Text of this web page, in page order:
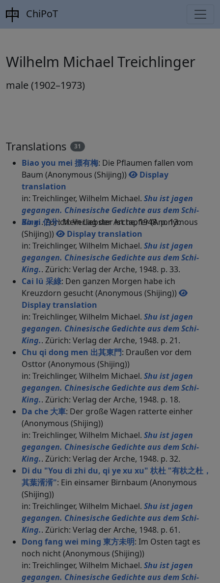
ChiPoT
Wilhelm Michael Treichlinger
male (1902–1973)
Translations 31
Biao you mei 摽有梅: Die Pflaumen fallen vom
Baum (Anonymous (Shijing))
Display
translation
in: Treichlinger, Wilhelm Michael. Shu ist jagen
gegangen. Chinesische Gedichte aus dem Schi-
King.. Zürich: Verlag der Arche, 1948. p. 13.
Bo xi 伯兮: Mein Liebster ist tapfer (Anonymous
(Shijing))
Display translation
in: Treichlinger, Wilhelm Michael. Shu ist jagen
gegangen. Chinesische Gedichte aus dem Schi-
King.. Zürich: Verlag der Arche, 1948. p. 33.
Cai lü 采綠: Den ganzen Morgen habe ich
Kreuzdorn gesucht (Anonymous (Shijing))
Display translation
in: Treichlinger, Wilhelm Michael. Shu ist jagen
gegangen. Chinesische Gedichte aus dem Schi-
King.. Zürich: Verlag der Arche, 1948. p. 21.
Chu qi dong men 出其東門: Draußen vor dem
Osttor (Anonymous (Shijing))
in: Treichlinger, Wilhelm Michael. Shu ist jagen
gegangen. Chinesische Gedichte aus dem Schi-
King.. Zürich: Verlag der Arche, 1948. p. 18.
Da che 大車: Der große Wagen ratterte einher
(Anonymous (Shijing))
in: Treichlinger, Wilhelm Michael. Shu ist jagen
gegangen. Chinesische Gedichte aus dem Schi-
King.. Zürich: Verlag der Arche, 1948. p. 32.
Di du "You di zhi du, qi ye xu xu" 杕杜 "有杕之杜，
其葉湑湑": Ein einsamer Birnbaum (Anonymous
(Shijing))
in: Treichlinger, Wilhelm Michael. Shu ist jagen
gegangen. Chinesische Gedichte aus dem Schi-
King.. Zürich: Verlag der Arche, 1948. p. 61.
Dong fang wei ming 東方未明: Im Osten tagt es
noch nicht (Anonymous (Shijing))
in: Treichlinger, Wilhelm Michael. Shu ist jagen
gegangen. Chinesische Gedichte aus dem Schi-